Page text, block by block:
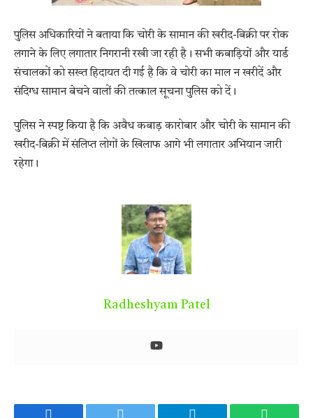
पुलिस अधिकारियों ने बताया कि चोरी के सामान की खरीद-बिक्री पर रोक
लगाने के लिए लगातार निगरानी रखी जा रही है। सभी कबाड़ियों और यार्ड
संचालकों को सख्त हिदायत दी गई है कि वे चोरी का माल न खरीदें और
संदिग्ध सामान बेचने वालों की तत्काल सूचना पुलिस को दें।
पुलिस ने स्पष्ट किया है कि अवैध कबाड़ कारोबार और चोरी के सामान की
खरीद-बिक्री में संलिप्त लोगों के खिलाफ आगे भी लगातार अभियान जारी
रहेगा।
Radheshyam Patel